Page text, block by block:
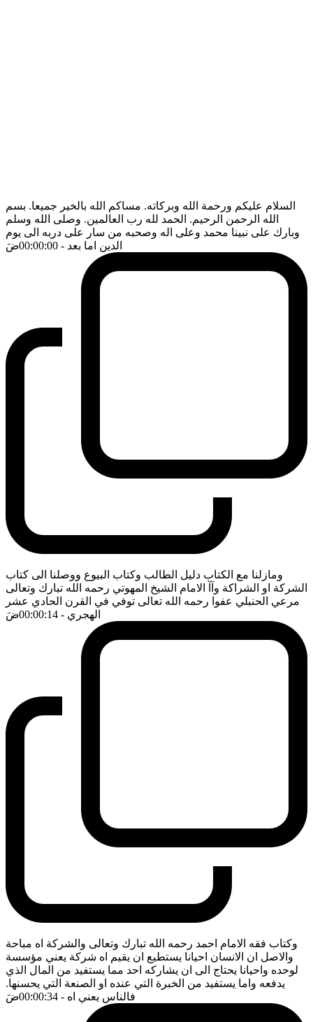
السلام عليكم ورحمة الله وبركاته. مساكم الله بالخير جميعا. بسم
الله الرحمن الرحيم. الحمد لله رب العالمين. وصلى الله وسلم
وبارك على نبينا محمد وعلى اله وصحبه من سار على دربه الى يوم
الدين اما بعد - 00:00:00 ضَ
ومازلنا مع الكتاب دليل الطالب وكتاب البيوع ووصلنا الى كتاب
الشركة او الشراكة وآآ الامام الشيخ المهوتي رحمه الله تبارك وتعالى
مرعي الحنبلي عفوا رحمه الله تعالى توفي في القرن الحادي عشر
الهجري - 00:00:14 ضَ
وكتاب فقه الامام احمد رحمه الله تبارك وتعالى والشركة اه مباحة
والاصل ان الانسان احيانا يستطيع ان يقيم اه شركة يعني مؤسسة
لوحده واحيانا يحتاج الى ان يشاركه احد مما يستفيد من المال الذي
يدفعه واما يستفيد من الخبرة التي عنده او الصنعة التي يحسنها.
فالناس يعني اه - 00:00:34 ضَ